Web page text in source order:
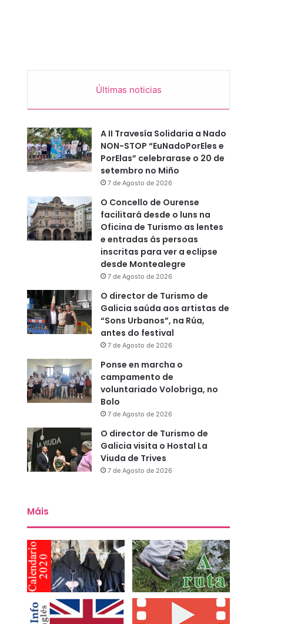
Últimas noticias
A II Travesía Solidaria a Nado
NON-STOP “EuNadoPorEles e
PorElas” celebrarase o 20 de
setembro no Miño
7 de Agosto de 2026
O Concello de Ourense
facilitará desde o luns na
Oficina de Turismo as lentes
e entradas ás persoas
inscritas para ver a eclipse
desde Montealegre
7 de Agosto de 2026
O director de Turismo de
Galicia saúda aos artistas de
“Sons Urbanos”, na Rúa,
antes do festival
7 de Agosto de 2026
Ponse en marcha o
campamento de
voluntariado Volobriga, no
Bolo
7 de Agosto de 2026
O director de Turismo de
Galicia visita o Hostal La
Viuda de Trives
7 de Agosto de 2026
Máis